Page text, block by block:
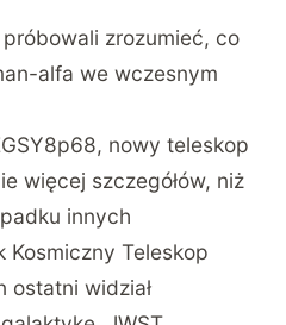
zrozumieć, co
alfa we wczesnym
nowy teleskop
więcej szczegółów, niż
innych
Kosmiczny Teleskop
ostatni widział